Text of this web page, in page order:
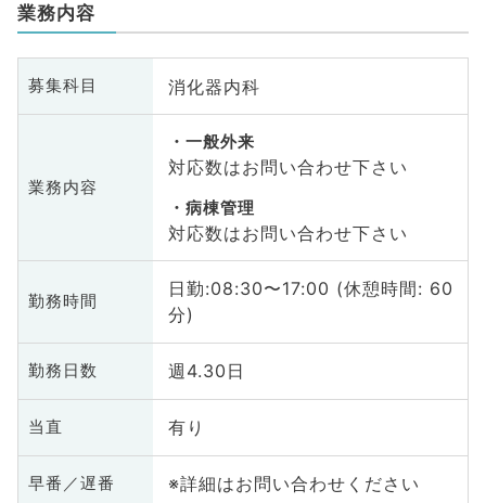
業務内容
募集科目 消化器内科
業務内容
一般外来
対応数はお問い合わせ下さい
病棟管理
対応数はお問い合わせ下さい
勤務時間
日勤:08:30〜17:00 (休憩時間: 60
分)
勤務日数 週4.30日
当直 有り
早番／遅番 ※詳細はお問い合わせください